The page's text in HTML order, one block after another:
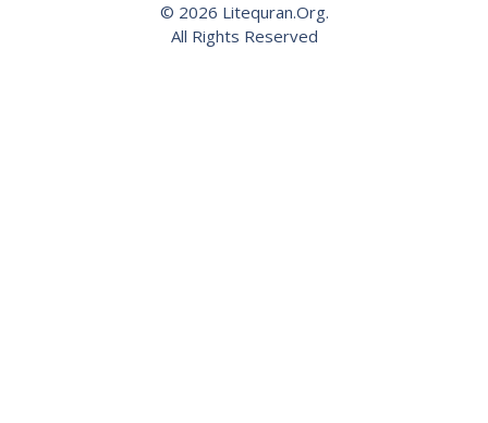
© 2026 Litequran.Org.
All Rights Reserved